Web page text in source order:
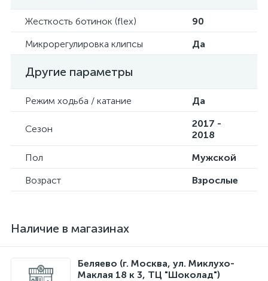
Жесткость ботинок (flex)
90
Микрорегулировка клипсы
Да
Другие параметры
Режим ходьба / катание Да
Сезон
2017 -
2018
Пол
Мужской
Возраст
Взрослые
Наличие в магазинах
Беляево (г. Москва, ул. Миклухо-
Маклая 18 к 3, ТЦ "Шоколад")